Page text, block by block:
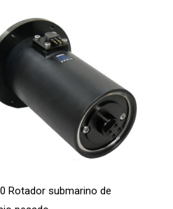
Rotador submarino de